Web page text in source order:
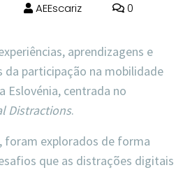
AEEscariz
0
aprendizagens e
da participação na mobilidade
Eslovénia, centrada no
Distractions.
foram explorados de forma
que as distrações digitais